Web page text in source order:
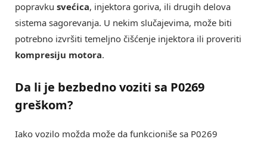
popravku svećica, injektora goriva, ili drugih delova
sistema sagorevanja. U nekim slučajevima, može biti
potrebno izvršiti temeljno čišćenje injektora ili proveriti
kompresiju motora.
Da li je bezbedno voziti sa P0269
greškom?
Iako vozilo možda može da funkcioniše sa P0269